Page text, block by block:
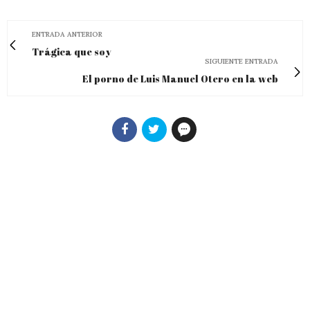
ENTRADA ANTERIOR
Trágica que soy
SIGUIENTE ENTRADA
El porno de Luis Manuel Otero en la web